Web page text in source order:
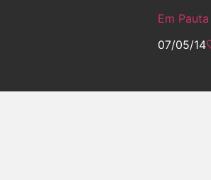
Em Pauta
07/05/14